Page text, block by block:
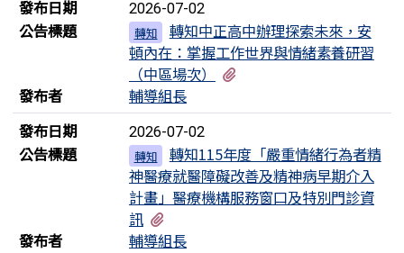
發布日期
2026-07-02
公告標題 轉知
轉知中正高中辦理探索未來，安
頓內在：掌握工作世界與情緒素養研習
（中區場次）
發布者
輔導組長
發布日期
2026-07-02
公告標題 轉知
轉知115年度「嚴重情緒行為者精
神醫療就醫障礙改善及精神病早期介入
計畫」醫療機構服務窗口及特別門診資
訊
發布者
輔導組長